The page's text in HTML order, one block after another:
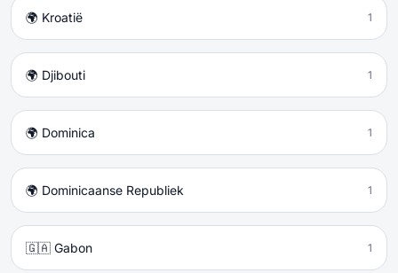
🌍 Kroatië 1
🌍 Djibouti 1
🌍 Dominica 1
🌍 Dominicaanse Republiek 1
🇬🇦 Gabon 1